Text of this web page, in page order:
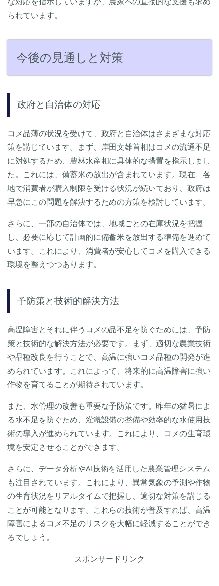
られています。
今後の見通しと対策
政府と自治体の対応
コメ品薄の状況を受けて、政府と自治体はさまざまな対応
策を講じています。まず、岸田文雄首相はコメの流通不足
に対処するため、農林水産相に具体的な措置を指示しまし
た。これには、備蓄米の放出が含まれています。現在、各
地で消費者が購入制限を受ける状況が続いており、政府は
早急にこの問題を解決するための方策を検討しています。
さらに、一部の自治体では、地域ごとの在庫状況を把握
し、必要に応じて計画的に備蓄米を放出する準備を進めて
います。これにより、消費者が安心してコメを購入できる
環境を整えつつあります。
予防策と技術的解決方法
高温障害とそれに伴うコメの品不足を防ぐためには、予防
策と技術的な解決方法が必要です。まず、適切な農業技術
や品種改良を行うことで、高温に強いコメ品種の開発が進
められています。これによって、将来的に高温障害に強い
作物を育てることが期待されています。
また、水管理の改善も重要な予防策です。昨年の猛暑によ
る水不足を防ぐため、灌漑設備の整備や効率的な水使用技
術の導入が進められています。これにより、コメの生育環
境を安定させることができます。
さらに、データ分析やAI技術を活用した農業管理システム
も注目されています。これにより、異常気象の予測や作物
の生育状況をリアルタイムで把握し、適切な対策を講じる
ことが可能となります。これらの技術が普及すれば、高温
障害によるコメ不足のリスクを大幅に軽減することができ
るでしょう。
スポンサードリンク